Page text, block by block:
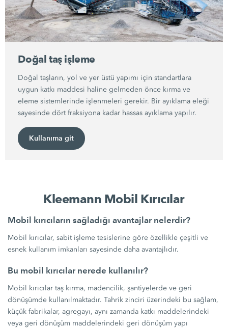
Doğal taş işleme
Doğal taşların, yol ve yer üstü yapımı için standartlara
uygun katkı maddesi haline gelmeden önce kırma ve
eleme sistemlerinde işlenmeleri gerekir. Bir ayıklama eleği
sayesinde dört fraksiyona kadar hassas ayıklama yapılır.
Kullanıma git
Kleemann Mobil Kırıcılar
Mobil kırıcıların sağladığı avantajlar nelerdir?
Mobil kırıcılar, sabit işleme tesislerine göre özellikle çeşitli ve
esnek kullanım imkanları sayesinde daha avantajlıdır.
Bu mobil kırıcılar nerede kullanılır?
Mobil kırıcılar taş kırma, madencilik, şantiyelerde ve geri
dönüşümde kullanılmaktadır. Tahrik zinciri üzerindeki bu sağlam,
küçük fabrikalar, agregayı, aynı zamanda katkı maddelerindeki
veya geri dönüşüm maddelerindeki geri dönüşüm yapı